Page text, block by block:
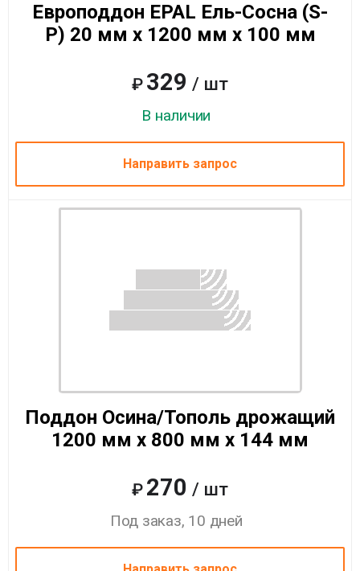
Европоддон EPAL Ель-Сосна (S-
P) 20 мм x 1200 мм x 100 мм
₽ 329 / шт
В наличии
Направить запрос
Поддон Осина/Тополь дрожащий
1200 мм x 800 мм x 144 мм
₽ 270 / шт
Под заказ, 10 дней